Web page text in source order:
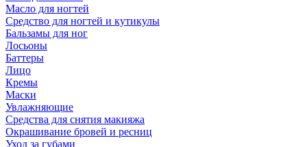
Масло для ногтей
Средство для ногтей и кутикулы
Бальзамы для ног
Лосьоны
Баттеры
Лицо
Кремы
Маски
Увлажняющие
Средства для снятия макияжа
Окрашивание бровей и ресниц
Уход за губами